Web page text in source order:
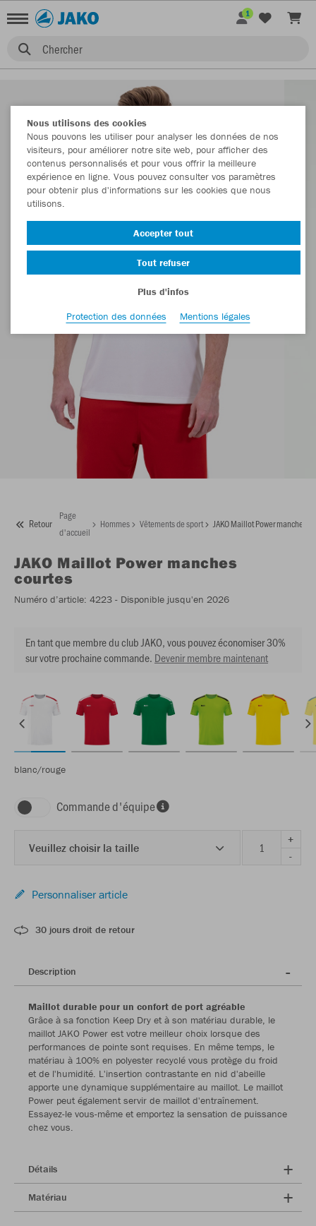
Chercher
1
Retour
Page
d'accueil
Hommes Vêtements de sport JAKO Maillot Power manches
JAKO Maillot Power manches
courtes
Numéro d’article: 4223 - Disponible jusqu'en 2026
En tant que membre du club JAKO, vous pouvez économiser 30%
sur votre prochaine commande. Devenir membre maintenant
blanc/rouge
Commande d'équipe
Veuillez choisir la taille
+
-
Personnaliser article
30 jours droit de retour
Description
Maillot durable pour un confort de port agréable
Grâce à sa fonction Keep Dry et à son matériau durable, le
maillot JAKO Power est votre meilleur choix lorsque des
performances de pointe sont requises. En même temps, le
matériau à 100% en polyester recyclé vous protège du froid
et de l'humidité. L'insertion contrastante en nid d'abeille
apporte une dynamique supplémentaire au maillot. Le maillot
Power peut également servir de maillot d'entraînement.
Essayez-le vous-même et emportez la sensation de puissance
chez vous.
Détails
Matériau
Nous utilisons des cookies
Nous pouvons les utiliser pour analyser les données de nos
visiteurs, pour améliorer notre site web, pour afficher des
contenus personnalisés et pour vous offrir la meilleure
expérience en ligne. Vous pouvez consulter vos paramètres
pour obtenir plus d'informations sur les cookies que nous
utilisons.
Accepter tout
Tout refuser
Plus d'infos
Protection des données
Mentions légales